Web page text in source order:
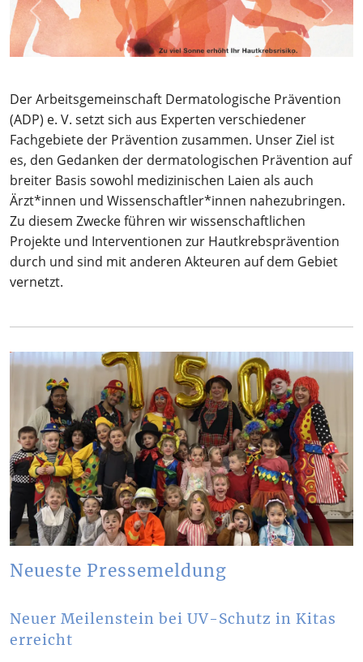
Previous Next
Der Arbeitsgemeinschaft Dermatologische Prävention
(ADP) e. V. setzt sich aus Experten verschiedener
Fachgebiete der Prävention zusammen. Unser Ziel ist
es, den Gedanken der dermatologischen Prävention auf
breiter Basis sowohl medizinischen Laien als auch
Ärzt*innen und Wissenschaftler*innen nahezubringen.
Zu diesem Zwecke führen wir wissenschaftlichen
Projekte und Interventionen zur Hautkrebsprävention
durch und sind mit anderen Akteuren auf dem Gebiet
vernetzt.
Neueste Pressemeldung
Neuer Meilenstein bei UV-Schutz in Kitas
erreicht